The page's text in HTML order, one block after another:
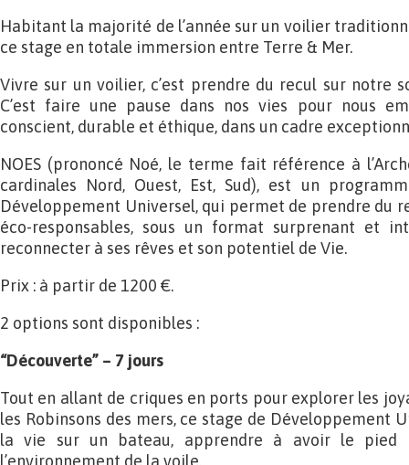
Habitant la majorité de l’année sur un voilier
ce stage en totale immersion entre Terre & Mer.
Vivre sur un voilier, c’est prendre du recul sur notre
C’est faire une pause dans nos vies pour nous
conscient, durable et éthique, dans un cadre
NOES (prononcé Noé, le terme fait référence à
cardinales Nord, Ouest, Est, Sud), est un
Développement Universel, qui permet de prendre du
éco-responsables, sous un format surprenant et
reconnecter à ses rêves et son potentiel de Vie.
Prix : à partir de 1200 €.
2 options sont disponibles :
“Découverte” – 7 jours
Tout en allant de criques en ports pour explorer les
les Robinsons des mers, ce stage de Développement
la vie sur un bateau, apprendre à avoir le
l’environnement de la voile.